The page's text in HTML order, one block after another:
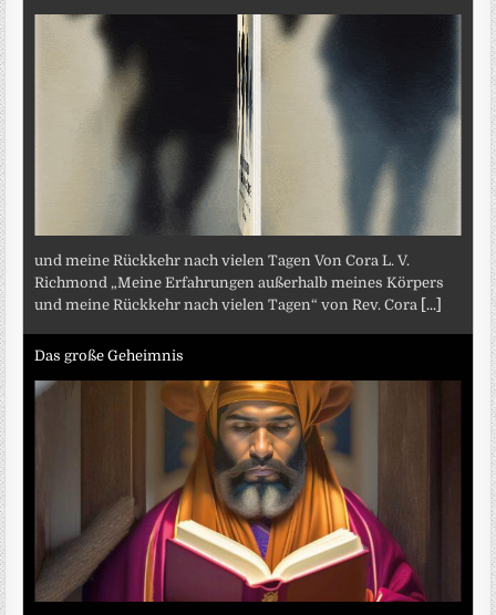
und meine Rückkehr nach vielen Tagen Von Cora L. V.
Richmond „Meine Erfahrungen außerhalb meines Körpers
und meine Rückkehr nach vielen Tagen“ von Rev. Cora [...]
Das große Geheimnis